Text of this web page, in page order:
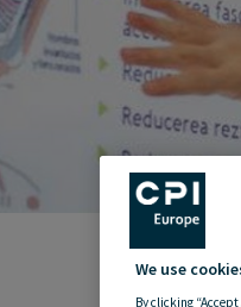
We use
By clicking